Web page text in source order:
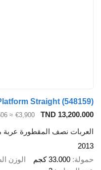
Straight (548159)
TND 13,200.000
€3,900
≈ $4,506
العربات نصف المقطورة
2013
حمولة 33.000 كجم الوزن